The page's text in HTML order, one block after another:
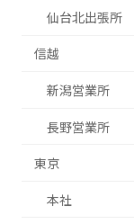
仙台北出張所
信越
新潟営業所
長野営業所
東京
本社